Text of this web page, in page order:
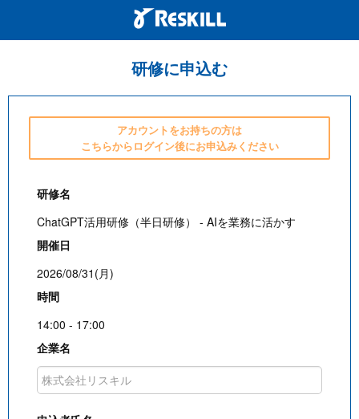
研修に申込む
アカウントをお持ちの方は
こちらからログイン後にお申込みください
研修名
ChatGPT活用研修（半日研修） - AIを業務に活かす
開催日
2026/08/31(月)
時間
14:00 - 17:00
企業名